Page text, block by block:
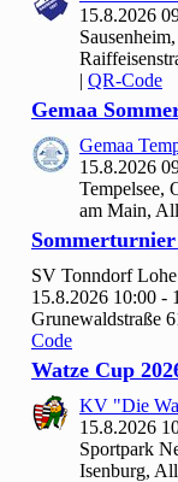
15.8.2026
| QR-Code
Gemaa
Gemaa
15.8.2026
Tempelsee,
am Main,
SV Tonndorf Lohe
15.8.2026 10:00 -
Grunewaldstraße
Code
Watze Cup
KV "Die
15.8.2026
Sportpark
Isenburg,